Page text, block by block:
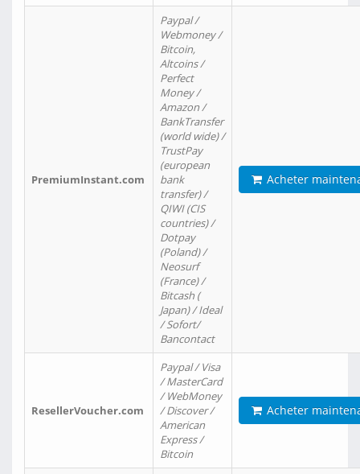
PremiumInstant.com
Paypal /
Webmoney /
Bitcoin,
Altcoins /
Perfect
Money /
Amazon /
BankTransfer
(world wide) /
TrustPay
(european
bank
transfer) /
QIWI (CIS
countries) /
Dotpay
(Poland) /
Neosurf
(France) /
Bitcash (
Japan) / Ideal
/ Sofort/
Bancontact
Acheter
ResellerVoucher.com
Paypal / Visa
/ MasterCard
/ WebMoney
/ Discover /
American
Express /
Bitcoin
Acheter